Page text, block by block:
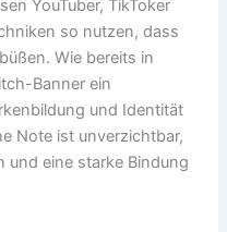
YouTuber, TikToker
so nutzen, dass
Wie bereits in
Banner ein
und Identität
Note ist unverzichtbar,
und eine starke Bindung